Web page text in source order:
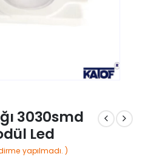
3030smd
Led
yapılmadı. )